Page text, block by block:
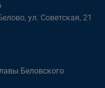
ул. Советская, 21
Беловского